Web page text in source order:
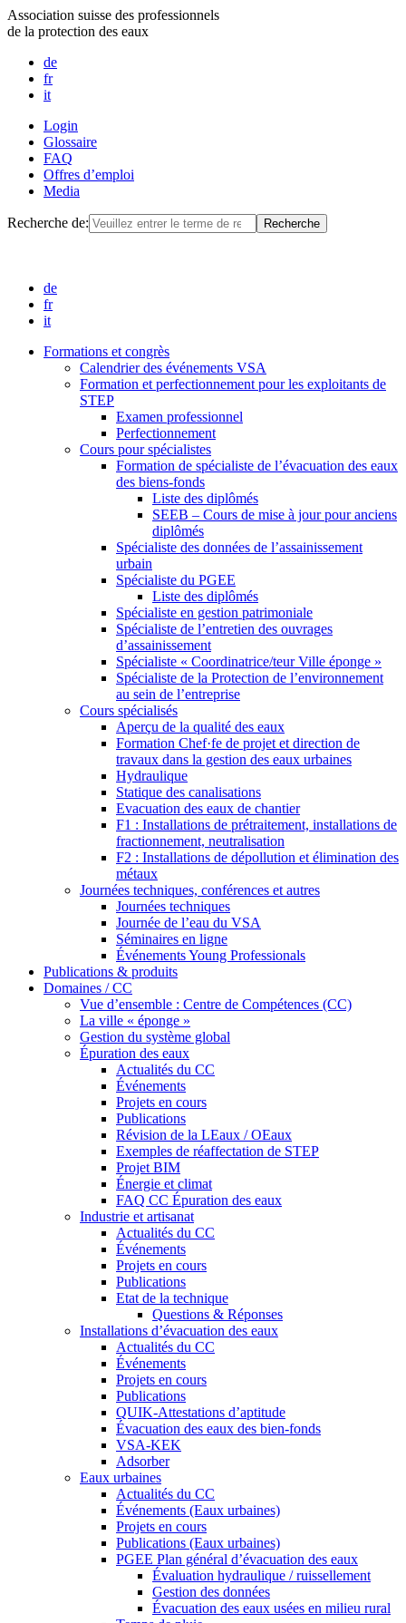
Association suisse des professionnels
de la protection des eaux
de
fr
it
Login
Glossaire
FAQ
Offres d’emploi
Media
Recherche de:
de
fr
it
Formations et congrès
Calendrier des événements VSA
Formation et perfectionnement pour les exploitants de
STEP
Examen professionnel
Perfectionnement
Cours pour spécialistes
Formation de spécialiste de l’évacuation des eaux
des biens-fonds
Liste des diplômés
SEEB – Cours de mise à jour pour anciens
diplômés
Spécialiste des données de l’assainissement
urbain
Spécialiste du PGEE
Liste des diplômés
Spécialiste en gestion patrimoniale
Spécialiste de l’entretien des ouvrages
d’assainissement
Spécialiste « Coordinatrice/teur Ville éponge »
Spécialiste de la Protection de l’environnement
au sein de l’entreprise
Cours spécialisés
Aperçu de la qualité des eaux
Formation Chef·fe de projet et direction de
travaux dans la gestion des eaux urbaines
Hydraulique
Statique des canalisations
Evacuation des eaux de chantier
F1 : Installations de prétraitement, installations de
fractionnement, neutralisation
F2 : Installations de dépollution et élimination des
métaux
Journées techniques, conférences et autres
Journées techniques
Journée de l’eau du VSA
Séminaires en ligne
Événements Young Professionals
Publications & produits
Domaines / CC
Vue d’ensemble : Centre de Compétences (CC)
La ville « éponge »
Gestion du système global
Épuration des eaux
Actualités du CC
Événements
Projets en cours
Publications
Révision de la LEaux / OEaux
Exemples de réaffectation de STEP
Projet BIM
Énergie et climat
FAQ CC Épuration des eaux
Industrie et artisanat
Actualités du CC
Événements
Projets en cours
Publications
Etat de la technique
Questions & Réponses
Installations d’évacuation des eaux
Actualités du CC
Événements
Projets en cours
Publications
QUIK-Attestations d’aptitude
Évacuation des eaux des bien-fonds
VSA-KEK
Adsorber
Eaux urbaines
Actualités du CC
Événements (Eaux urbaines)
Projets en cours
Publications (Eaux urbaines)
PGEE Plan général d’évacuation des eaux
Évaluation hydraulique / ruissellement
Gestion des données
Évacuation des eaux usées en milieu rural